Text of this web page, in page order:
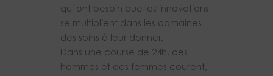
qui ont besoin que les innovations
se multiplient dans les domaines
des soins à leur donner.
Dans une course de 24h, des
hommes et des femmes courent,